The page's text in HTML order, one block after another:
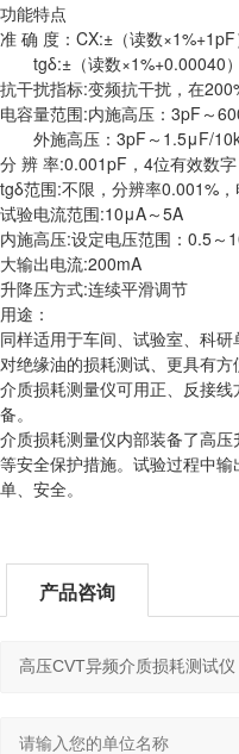
功能特点
准 确 度：CX:±（读数
tgδ:±（读数×1%+0.00040）
抗干扰指标:变频抗干扰，在
电容量范围:内施高压：3pF
外施高压：3pF～1.5μF/
分 辨 率:0.001pF，4位有效数字
tgδ范围:不限，分辨率0.001%
试验电流范围:10μA～5A
内施高压:设定电压范围：0.5～
大输出电流:200mA
升降压方式:连续平滑调节
用途：
同样适用于车间、试验室、科
对绝缘油的损耗测试、更具有方
介质损耗测量仪可用正、反接
备。
介质损耗测量仪内部装备了高
等安全保护措施。试验过程中
单、安全。
产品咨询